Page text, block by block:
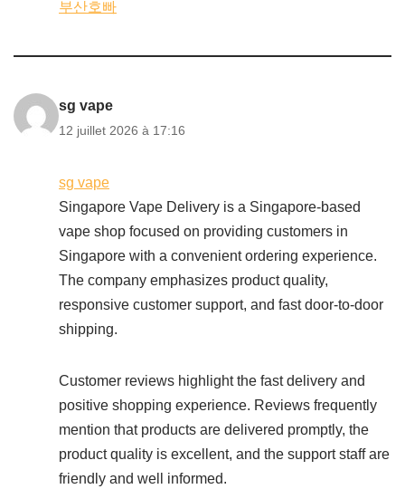
부산호빠
sg vape
12 juillet 2026 à 17:16
sg vape
Singapore Vape Delivery is a Singapore-based
vape shop focused on providing customers in
Singapore with a convenient ordering experience.
The company emphasizes product quality,
responsive customer support, and fast door-to-door
shipping.
Customer reviews highlight the fast delivery and
positive shopping experience. Reviews frequently
mention that products are delivered promptly, the
product quality is excellent, and the support staff are
friendly and well informed.